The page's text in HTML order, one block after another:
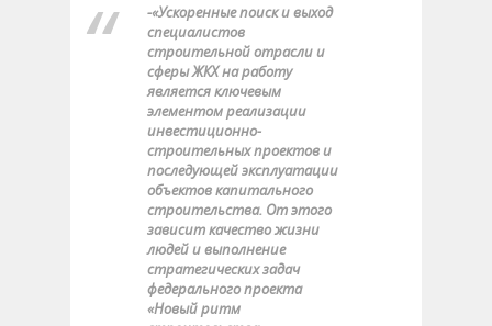
-«Ускоренные поиск и выход
специалистов
строительной отрасли и
сферы ЖКХ на работу
является ключевым
элементом реализации
инвестиционно-
строительных проектов и
последующей эксплуатации
объектов капитального
строительства. От этого
зависит качество жизни
людей и выполнение
стратегических задач
федерального проекта
«Новый ритм